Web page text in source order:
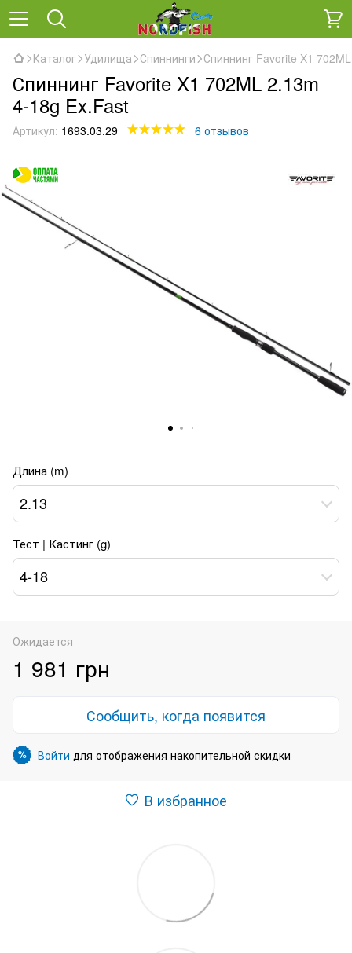
Каталог Удилища Спиннинги Спиннинг Favorite X1
Спиннинг Favorite X1 702ML 2.13m
4-18g Ex.Fast
Артикул: 1693.03.29 6 отзывов
Длина (m)
2.13
Тест | Кастинг (g)
4-18
Ожидается
1 981 грн
Сообщить, когда появится
% Войти для отображения накопительной скидки
В избранное